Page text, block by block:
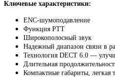
Ключевые характеристики:
ENC-шумоподавление
Функция PTT
Широкополосный звук
Надежный диапазон связи в
Технология DECT 6.0 —
Длительная
Компактные габариты легкая